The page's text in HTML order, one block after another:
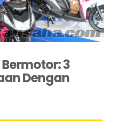
3
Dengan